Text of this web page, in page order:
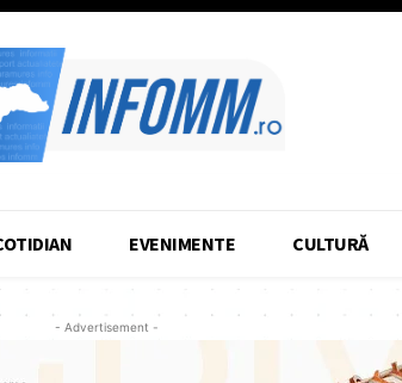
EVENIMENTE CULTURĂ
- Advertisement -